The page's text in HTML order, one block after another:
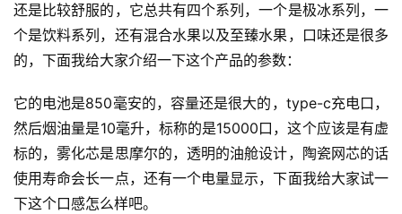
还是比较舒服的，它总共有四个系列，一个是极冰系列，一
个是饮料系列，还有混合水果以及至臻水果，口味还是很多
的，下面我给大家介绍一下这个产品的参数：
它的电池是850毫安的，容量还是很大的，type-c充电口，
然后烟油量是10毫升，标称的是15000口，这个应该是有虚
标的，雾化芯是思摩尔的，透明的油舱设计，陶瓷网芯的话
使用寿命会长一点，还有一个电量显示，下面我给大家试一
下这个口感怎么样吧。